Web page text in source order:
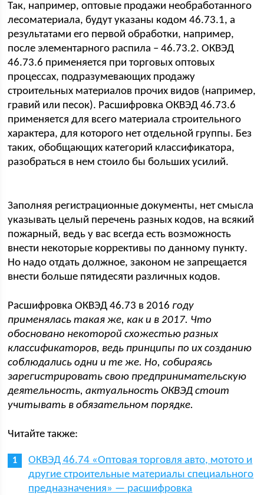
Так, например, оптовые продажи необработанного
лесоматериала, будут указаны кодом 46.73.1, а
результатами его первой обработки, например,
после элементарного распила – 46.73.2. ОКВЭД
46.73.6 применяется при торговых оптовых
процессах, подразумевающих продажу
строительных материалов прочих видов (например,
гравий или песок). Расшифровка ОКВЭД 46.73.6
применяется для всего материала строительного
характера, для которого нет отдельной группы. Без
таких, обобщающих категорий классификатора,
разобраться в нем стоило бы больших усилий.
Заполняя регистрационные документы, нет смысла
указывать целый перечень разных кодов, на всякий
пожарный, ведь у вас всегда есть возможность
внести некоторые коррективы по данному пункту.
Но надо отдать должное, законом не запрещается
внести больше пятидесяти различных кодов.
Расшифровка ОКВЭД 46.73 в 2016 году
применялась такая же, как и в 2017. Что
обосновано некоторой схожестью разных
классификаторов, ведь принципы по их созданию
соблюдались одни и те же. Но, собираясь
зарегистрировать свою предпринимательскую
деятельность, актуальность ОКВЭД стоит
учитывать в обязательном порядке.
Читайте также:
ОКВЭД 46.74 «Оптовая торговля авто, мотото и
другие строительные материалы специального
предназначения» — расшифровка